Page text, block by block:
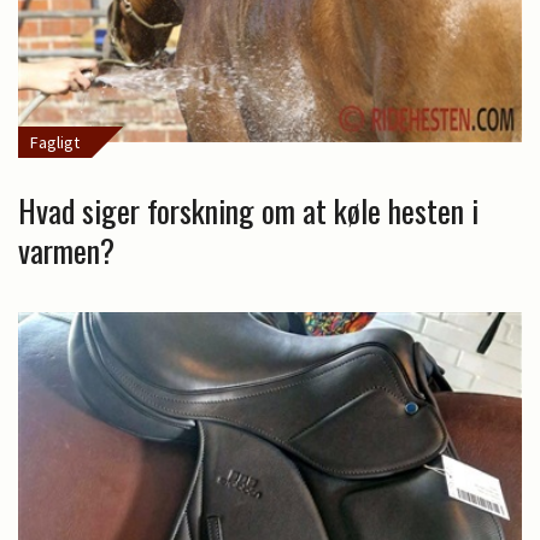
Fagligt
Hvad siger forskning om at køle hesten i
varmen?